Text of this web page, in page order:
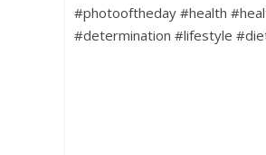
#photooftheday #health
#determination #lifestyle